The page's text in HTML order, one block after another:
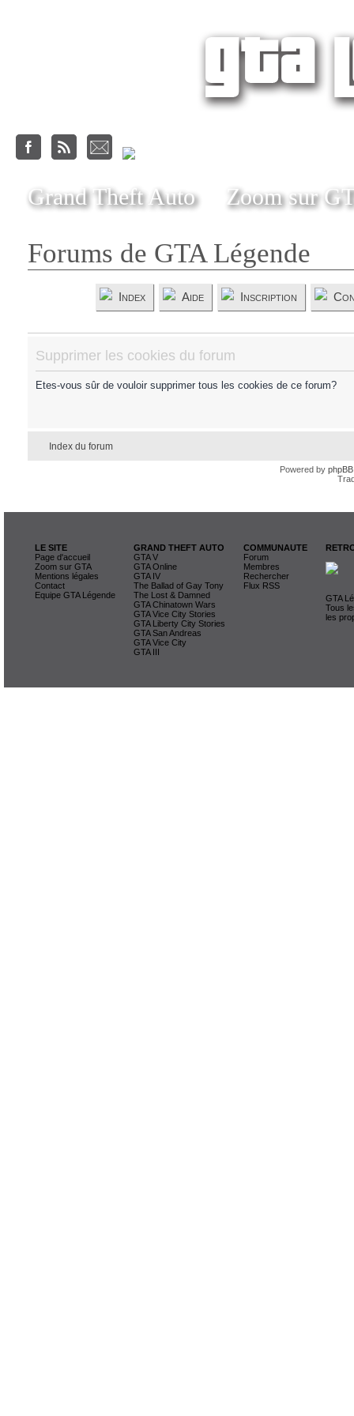
Grand Theft Auto Zoom sur
Forums de GTA Légende
Index Aide Inscription
Supprimer les cookies du forum
Etes-vous sûr de vouloir supprimer tous les cookies de ce forum?
Index du forum
Powered by phpBB
LE SITE
Page d'accueil
Zoom sur GTA
Mentions légales
Contact
Equipe GTA Légende
GRAND THEFT AUTO
GTA V
GTA Online
GTA IV
The Ballad of Gay Tony
The Lost & Damned
GTA Chinatown Wars
GTA Vice City Stories
GTA Liberty City Stories
GTA San Andreas
GTA Vice City
GTA III
COMMUNAUTE
Forum
Membres
Rechercher
Flux RSS
GTA
Tous
les